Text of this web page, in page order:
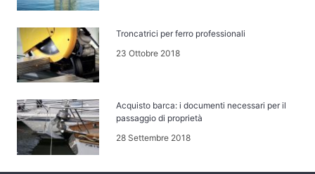
Troncatrici per ferro professionali
23 Ottobre 2018
Acquisto barca: i documenti necessari per il
passaggio di proprietà
28 Settembre 2018